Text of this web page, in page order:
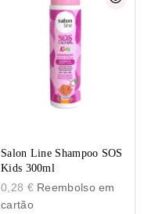
Salon Line Shampoo SOS
Kids 300ml
0,28 €Reembolso em
cartão